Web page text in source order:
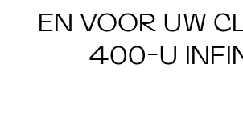
EN VOOR UW
400-U